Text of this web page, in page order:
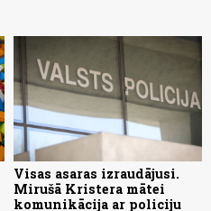
Visas asaras izraudājusi.
Mirušā Kristera mātei
komunikācija ar policiju